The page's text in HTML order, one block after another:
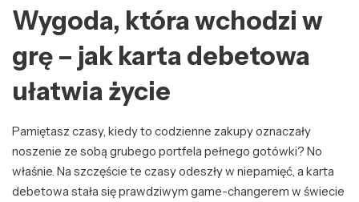
Wygoda, która wchodzi w
grę – jak karta debetowa
ułatwia życie
Pamiętasz czasy, kiedy to codzienne zakupy oznaczały
noszenie ze sobą grubego portfela pełnego gotówki? No
właśnie. Na szczęście te czasy odeszły w niepamięć, a karta
debetowa stała się prawdziwym game-changerem w świecie